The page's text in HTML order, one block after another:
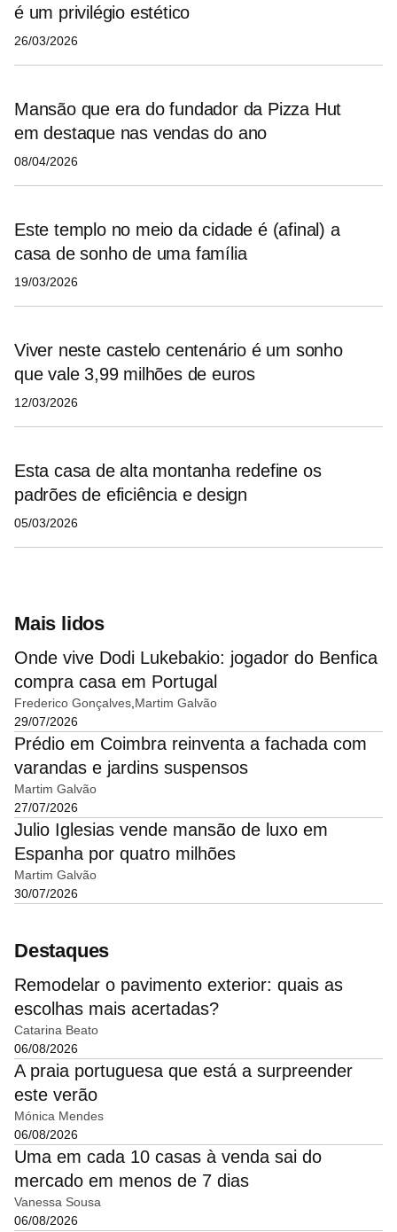
é um privilégio estético
26/03/2026
Mansão que era do fundador da Pizza Hut
em destaque nas vendas do ano
08/04/2026
Este templo no meio da cidade é (afinal) a
casa de sonho de uma família
19/03/2026
Viver neste castelo centenário é um sonho
que vale 3,99 milhões de euros
12/03/2026
Esta casa de alta montanha redefine os
padrões de eficiência e design
05/03/2026
Mais lidos
Onde vive Dodi Lukebakio: jogador do Benfica
compra casa em Portugal
Frederico Gonçalves Martim Galvão
29/07/2026
Prédio em Coimbra reinventa a fachada com
varandas e jardins suspensos
Martim Galvão
27/07/2026
Julio Iglesias vende mansão de luxo em
Espanha por quatro milhões
Martim Galvão
30/07/2026
Destaques
Remodelar o pavimento exterior: quais as
escolhas mais acertadas?
Catarina Beato
06/08/2026
A praia portuguesa que está a surpreender
este verão
Mónica Mendes
06/08/2026
Uma em cada 10 casas à venda sai do
mercado em menos de 7 dias
Vanessa Sousa
06/08/2026